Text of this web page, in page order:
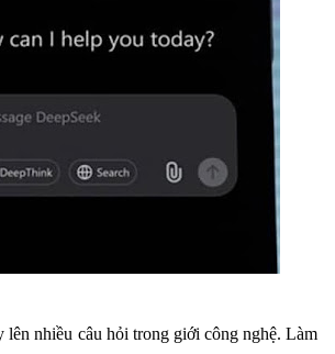
lên nhiều câu hỏi trong giới công nghệ. Làm